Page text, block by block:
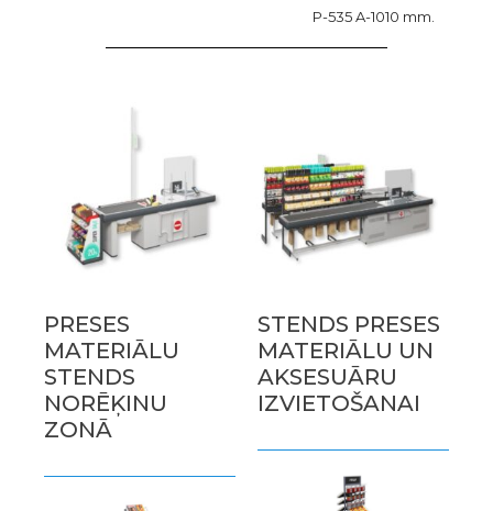
P-535 A-1010 mm.
PRESES
MATERIĀLU
STENDS
NORĒĶINU
ZONĀ
STENDS PRESES
MATERIĀLU UN
AKSESUĀRU
IZVIETOŠANAI